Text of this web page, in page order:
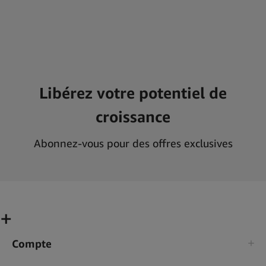
Libérez votre potentiel de
croissance
Abonnez-vous pour des offres exclusives
Compte